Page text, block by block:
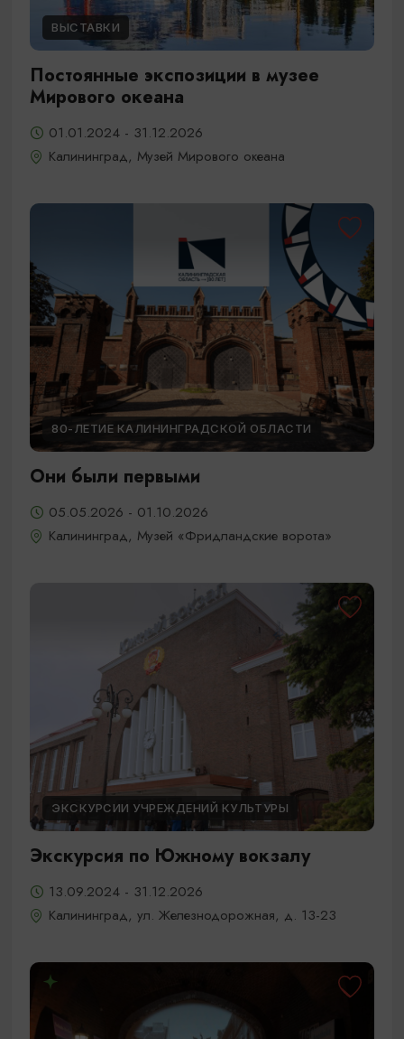
ВЫСТАВКИ
Постоянные экспозиции в музее
Мирового океана
01.01.2024 - 31.12.2026
Калининград, Музей Мирового океана
80-ЛЕТИЕ КАЛИНИНГРАДСКОЙ ОБЛАСТИ
Они были первыми
05.05.2026 - 01.10.2026
Калининград, Музей «Фридландские ворота»
ЭКСКУРСИИ УЧРЕЖДЕНИЙ КУЛЬТУРЫ
Экскурсия по Южному вокзалу
13.09.2024 - 31.12.2026
Калининград, ул. Железнодорожная, д. 13-23